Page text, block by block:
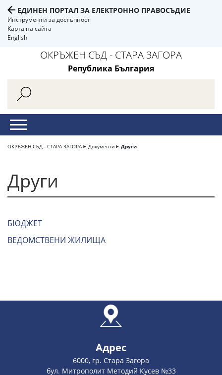
ЕДИНЕН ПОРТАЛ ЗА ЕЛЕКТРОННО ПРАВОСЪДИЕ
Инструменти за достъпност
Карта на сайта
English
ОКРЪЖЕН СЪД - СТАРА ЗАГОРА
Република България
ОКРЪЖЕН СЪД - СТАРА ЗАГОРА Документи Други
Други
БЮДЖЕТ
ВЕДОМСТВЕНИ ЖИЛИЩА
Адрес
6000, гр. Стара Загора
бул. Митрополит Методий Кусев №33